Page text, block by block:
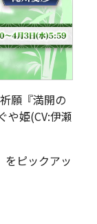
願『満開の
や姫(CV:伊瀬
をピックアッ